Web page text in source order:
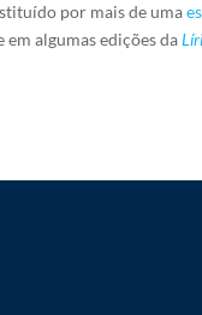
por mais de uma
em algumas edições da